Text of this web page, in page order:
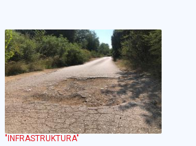
"INFRASTRUKTURA"